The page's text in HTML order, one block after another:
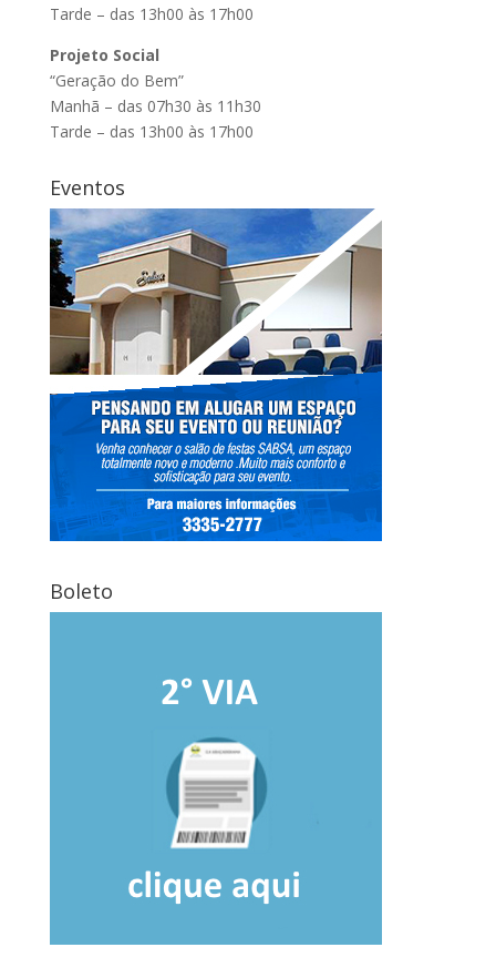
Tarde – das 13h00 às 17h00
Projeto Social
“Geração do Bem”
Manhã – das 07h30 às 11h30
Tarde – das 13h00 às 17h00
Eventos
Boleto